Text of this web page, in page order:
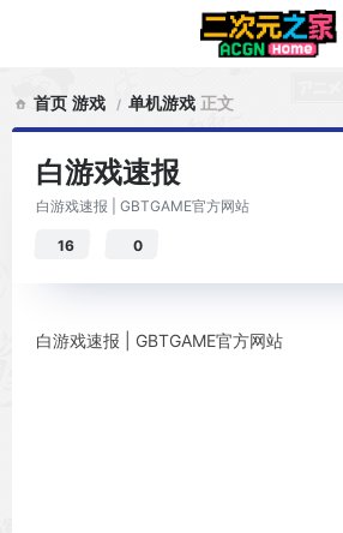
首页 游戏 单机游戏 正文
白游戏速报
白游戏速报 | GBTGAME官方网站
16 0
白游戏速报 | GBTGAME官方网站